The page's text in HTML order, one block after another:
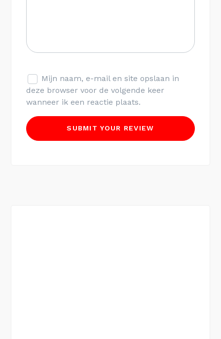
Mijn naam, e-mail en site opslaan in
deze browser voor de volgende keer
wanneer ik een reactie plaats.